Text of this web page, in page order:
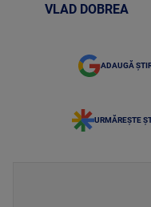
VLAD DOBREA
ADAUGĂ
URMĂREȘTE